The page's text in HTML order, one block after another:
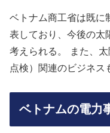
ベトナム商工省は既に
表しており、今後の太
考えられる。 また、
点検）関連のビジネス
ベトナムの電力